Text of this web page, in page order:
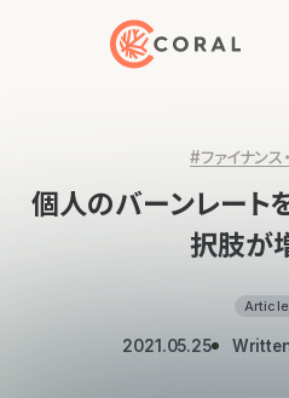
トップページへ戻る
#ファイナンス
個人のバーンレート
択肢が
2021.05.25